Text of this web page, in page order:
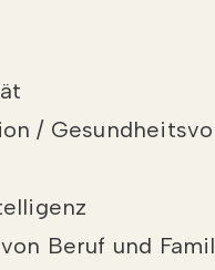
/
Beruf und